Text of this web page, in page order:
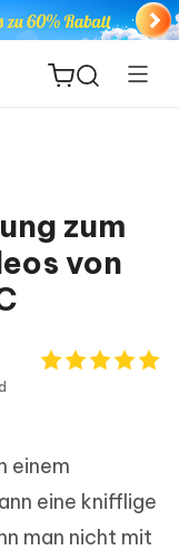
zum
von
einem
eine knifflige
man nicht mit